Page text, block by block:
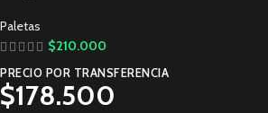
Paletas
$210.000
PRECIO POR TRANSFERENCIA
$178.500